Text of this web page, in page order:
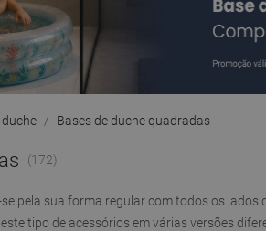
duche Bases de duche quadradas
(172)
pela sua forma regular com todos os lados
tipo de acessórios em várias versões